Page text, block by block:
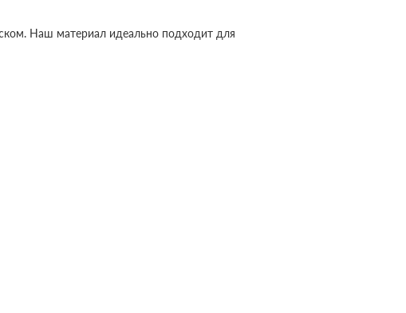
Наш материал идеально подходит для